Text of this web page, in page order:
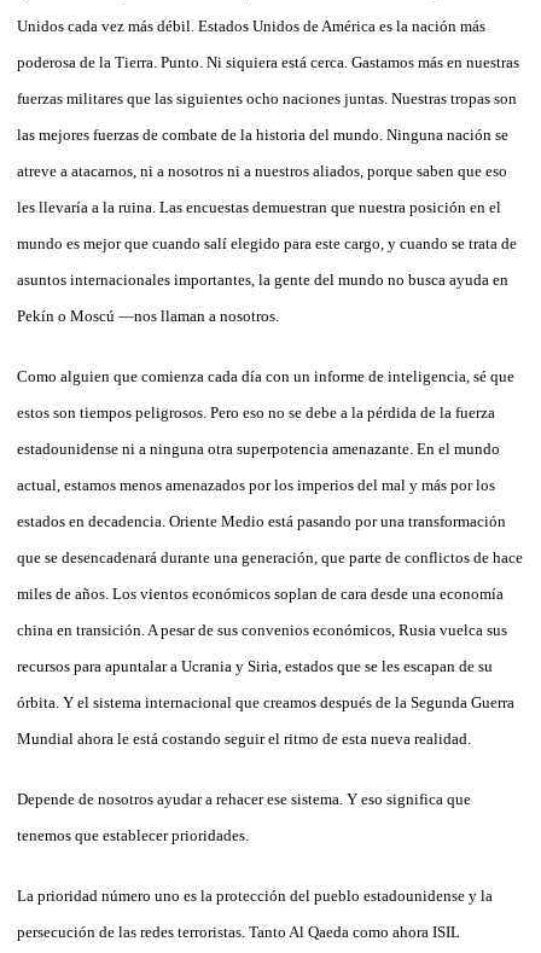
Unidos cada vez más débil. Estados Unidos de América es la nación más
poderosa de la Tierra. Punto. Ni siquiera está cerca. Gastamos más en nuestras
fuerzas militares que las siguientes ocho naciones juntas. Nuestras tropas son
las mejores fuerzas de combate de la historia del mundo. Ninguna nación se
atreve a atacarnos, ni a nosotros ni a nuestros aliados, porque saben que eso
les llevaría a la ruina. Las encuestas demuestran que nuestra posición en el
mundo es mejor que cuando salí elegido para este cargo, y cuando se trata de
asuntos internacionales importantes, la gente del mundo no busca ayuda en
Pekín o Moscú —nos llaman a nosotros.
Como alguien que comienza cada día con un informe de inteligencia, sé que
estos son tiempos peligrosos. Pero eso no se debe a la pérdida de la fuerza
estadounidense ni a ninguna otra superpotencia amenazante. En el mundo
actual, estamos menos amenazados por los imperios del mal y más por los
estados en decadencia. Oriente Medio está pasando por una transformación
que se desencadenará durante una generación, que parte de conflictos de hace
miles de años. Los vientos económicos soplan de cara desde una economía
china en transición. A pesar de sus convenios económicos, Rusia vuelca sus
recursos para apuntalar a Ucrania y Siria, estados que se les escapan de su
órbita. Y el sistema internacional que creamos después de la Segunda Guerra
Mundial ahora le está costando seguir el ritmo de esta nueva realidad.
Depende de nosotros ayudar a rehacer ese sistema. Y eso significa que
tenemos que establecer prioridades.
La prioridad número uno es la protección del pueblo estadounidense y la
persecución de las redes terroristas. Tanto Al Qaeda como ahora ISIL